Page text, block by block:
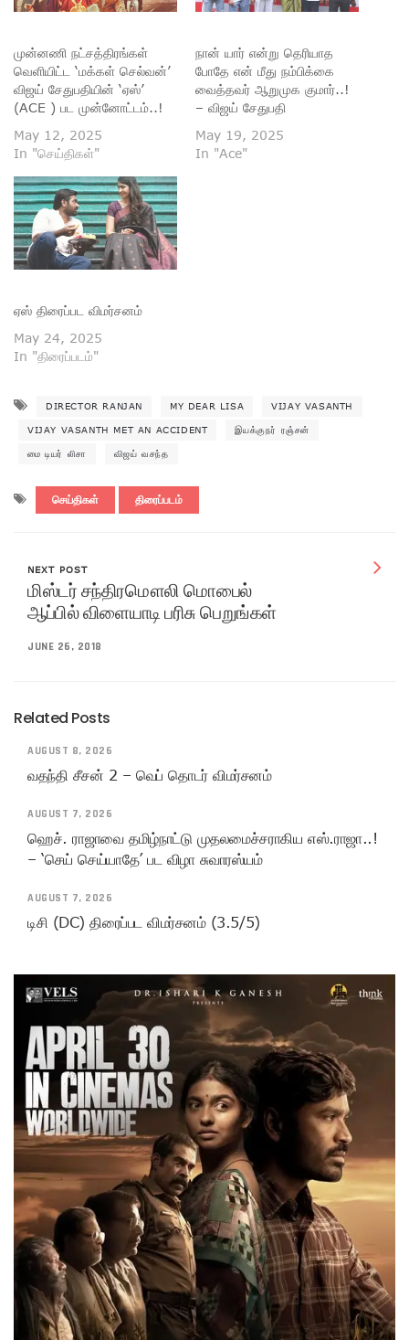
முன்னணி நட்சத்திரங்கள்
வெளியிட்ட ‘மக்கள் செல்வன்’
விஜய் சேதுபதியின் ‘ஏஸ்’
(ACE ) பட முன்னோட்டம்..!
May 12, 2025
In "செய்திகள்"
நான் யார் என்று தெரியாத
போதே என் மீது நம்பிக்கை
வைத்தவர் ஆறுமுக குமார்..!
– விஜய் சேதுபதி
May 19, 2025
In "Ace"
ஏஸ் திரைப்பட விமர்சனம்
May 24, 2025
In "திரைப்படம்"
DIRECTOR RANJAN MY DEAR LISA VIJAY VASANTH
VIJAY VASANTH MET AN ACCIDENT இயக்குநர் ரஞ்சன்
மை டியர் லிசா விஜய் வசந்த
செய்திகள் திரைப்படம்
NEXT POST
மிஸ்டர் சந்திரமௌலி மொபைல்
ஆப்பில் விளையாடி பரிசு பெறுங்கள்
JUNE 26, 2018
Related Posts
AUGUST 8, 2026
வதந்தி சீசன் 2 – வெப் தொடர் விமர்சனம்
AUGUST 7, 2026
ஹெச். ராஜாவை தமிழ்நாட்டு முதலமைச்சராகிய எஸ்.ராஜா..!
– ‘செய் செய்யாதே’ பட விழா சுவாரஸ்யம்
AUGUST 7, 2026
டிசி (DC) திரைப்பட விமர்சனம் (3.5/5)